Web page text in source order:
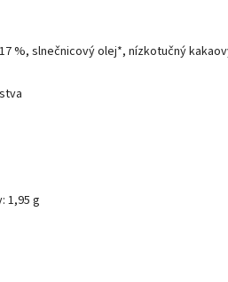
%, slnečnicový olej*, nízkotučný
1,95 g